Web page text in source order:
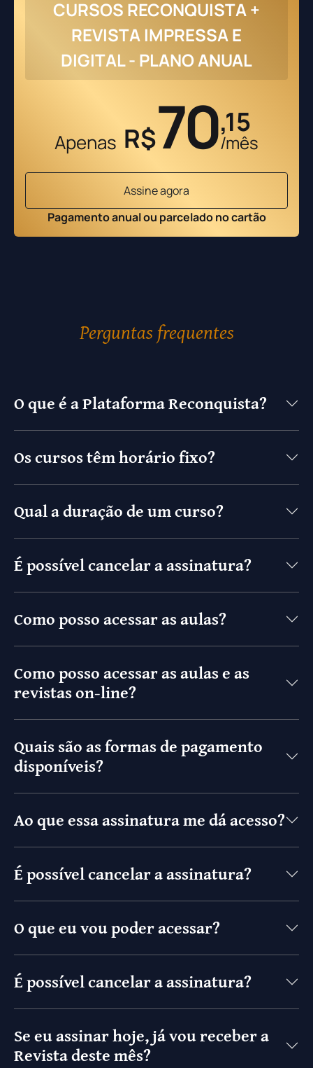
CURSOS RECONQUISTA +
REVISTA IMPRESSA E
DIGITAL - PLANO ANUAL
Apenas R$70,15
/mês
Assine agora
Pagamento anual ou parcelado no cartão
Perguntas frequentes
O que é a Plataforma Reconquista?
Os cursos têm horário fixo?
Qual a duração de um curso?
É possível cancelar a assinatura?
Como posso acessar as aulas?
Como posso acessar as aulas e as
revistas on-line?
Quais são as formas de pagamento
disponíveis?
Ao que essa assinatura me dá acesso?
É possível cancelar a assinatura?
O que eu vou poder acessar?
É possível cancelar a assinatura?
Se eu assinar hoje, já vou receber a
Revista deste mês?